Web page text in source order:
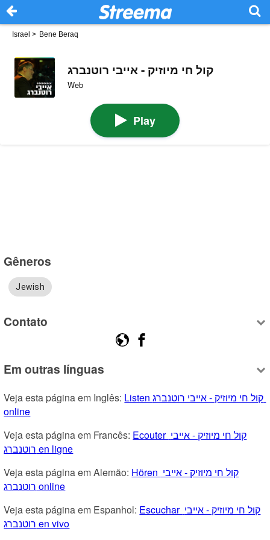
Israel > Bene Beraq
קול חי מיוזיק - אייבי רוטנברג
Web
Play
Gêneros
Jewish
Contato
Em outras línguas
Veja esta página em Inglês: Listen קול חי מיוזיק - אייבי רוטנברג
online
Veja esta página em Francês: Ecouter קול חי מיוזיק - אייבי
רוטנברג en ligne
Veja esta página em Alemão: Hören קול חי מיוזיק - אייבי
רוטנברג online
Veja esta página em Espanhol: Escuchar קול חי מיוזיק - אייבי
רוטנברג en vivo